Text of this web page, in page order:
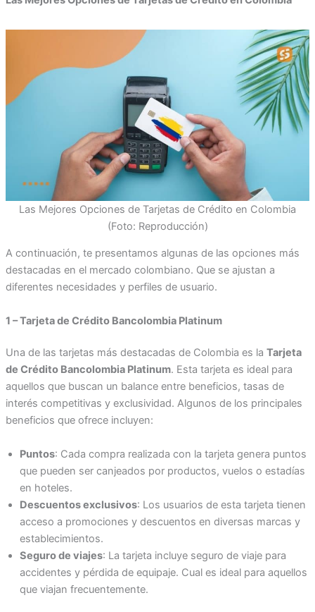
Las Mejores Opciones de Tarjetas de Crédito en Colombia
(Foto: Reproducción)
A continuación, te presentamos algunas de las opciones más
destacadas en el mercado colombiano. Que se ajustan a
diferentes necesidades y perfiles de usuario.
1 – Tarjeta de Crédito Bancolombia Platinum
Una de las tarjetas más destacadas de Colombia es la Tarjeta
de Crédito Bancolombia Platinum. Esta tarjeta es ideal para
aquellos que buscan un balance entre beneficios, tasas de
interés competitivas y exclusividad. Algunos de los principales
beneficios que ofrece incluyen:
Puntos: Cada compra realizada con la tarjeta genera puntos
que pueden ser canjeados por productos, vuelos o estadías
en hoteles.
Descuentos exclusivos: Los usuarios de esta tarjeta tienen
acceso a promociones y descuentos en diversas marcas y
establecimientos.
Seguro de viajes: La tarjeta incluye seguro de viaje para
accidentes y pérdida de equipaje. Cual es ideal para aquellos
que viajan frecuentemente.